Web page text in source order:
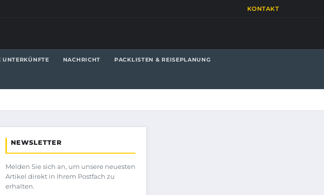
KONTAKT
NACHRICHT PACKLISTEN & REISEPLANUNG
NEWSLETTER
Melden Sie sich an, um unsere neuesten
Artikel direkt in Ihrem Postfach zu
erhalten.